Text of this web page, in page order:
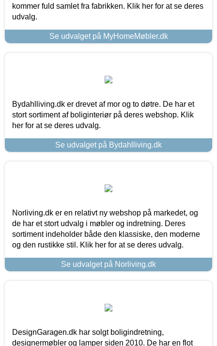
kommer fuld samlet fra fabrikken. Klik her for at se deres
udvalg.
Se udvalget på MyHomeMøbler.dk
Bydahlliving.dk er drevet af mor og to døtre. De har et
stort sortiment af boliginteriør på deres webshop. Klik
her for at se deres udvalg.
Se udvalget på Bydahlliving.dk
Norliving.dk er en relativt ny webshop på markedet, og
de har et stort udvalg i møbler og indretning. Deres
sortiment indeholder både den klassiske, den moderne
og den rustikke stil. Klik her for at se deres udvalg.
Se udvalget på Norliving.dk
DesignGaragen.dk har solgt boligindretning,
designermøbler og lamper siden 2010. De har en flot